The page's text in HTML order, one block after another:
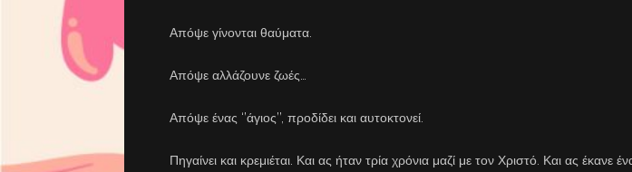
Απόψε γίνονται θαύματα.
Απόψε αλλάζουνε ζωές…
Απόψε ένας ‘’άγιος’’, προδίδει και αυτοκτονεί.
Πηγαίνει και κρεμιέται. Και ας ήταν τρία χρόνια μαζί με τον Χριστό. Και ας έκανε